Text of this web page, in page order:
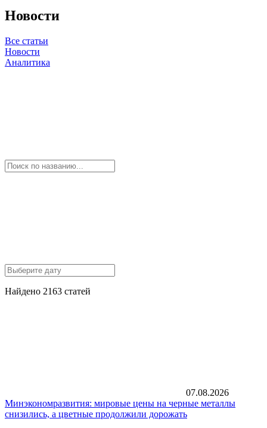
Новости
Все статьи
Новости
Аналитика
Найдено 2163 статей
07.08.2026
Минэкономразвития: мировые цены на черные металлы
снизились, а цветные продолжили дорожать